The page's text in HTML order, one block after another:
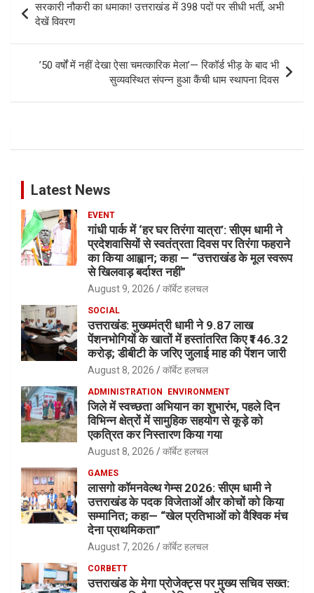
navigation
सरकारी नौकरी का धमाका! उत्तराखंड में 398 पदों पर सीधी भर्ती, अभी
देखें विवरण
​’50 वर्षों में नहीं देखा ऐसा चमत्कारिक मेला’— रिकॉर्ड भीड़ के बाद भी
सुव्यवस्थित संपन्न हुआ कैंची धाम स्थापना दिवस
Latest News
EVENT
गांधी पार्क में ‘हर घर तिरंगा यात्रा’: सीएम धामी ने
प्रदेशवासियों से स्वतंत्रता दिवस पर तिरंगा फहराने
का किया आह्वान; कहा — “उत्तराखंड के मूल स्वरूप
से खिलवाड़ बर्दाश्त नहीं”
August 9, 2026 कॉर्बेट हलचल
SOCIAL
उत्तराखंड: मुख्यमंत्री धामी ने 9.87 लाख
पेंशनभोगियों के खातों में हस्तांतरित किए ₹146.32
करोड़; डीबीटी के जरिए जुलाई माह की पेंशन जारी
August 8, 2026 कॉर्बेट हलचल
ADMINISTRATION ENVIRONMENT
जिले में स्वच्छता अभियान का शुभारंभ, पहले दिन
विभिन्न क्षेत्रों में सामुहिक सहयोग से कूड़े को
एकत्रित कर निस्तारण किया गया
August 8, 2026 कॉर्बेट हलचल
GAMES
लासगो कॉमनवेल्थ गेम्स 2026: सीएम धामी ने
उत्तराखंड के पदक विजेताओं और कोचों को किया
सम्मानित; कहा— “खेल प्रतिभाओं को वैश्विक मंच
देना प्राथमिकता”
August 7, 2026 कॉर्बेट हलचल
CORBETT
उत्तराखंड के मेगा प्रोजेक्ट्स पर मुख्य सचिव सख्त: